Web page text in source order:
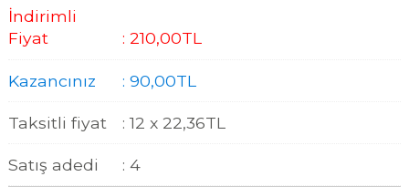
İndirimli
Fiyat
: 210,00TL
Kazancınız : 90,00TL
Taksitli fiyat : 12 x 22,36TL
Satış adedi : 4